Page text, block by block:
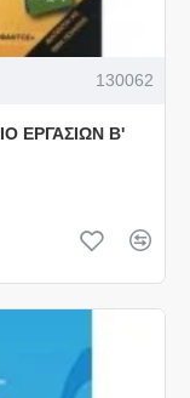
130062
ΕΡΓΑΣΙΩΝ Β'